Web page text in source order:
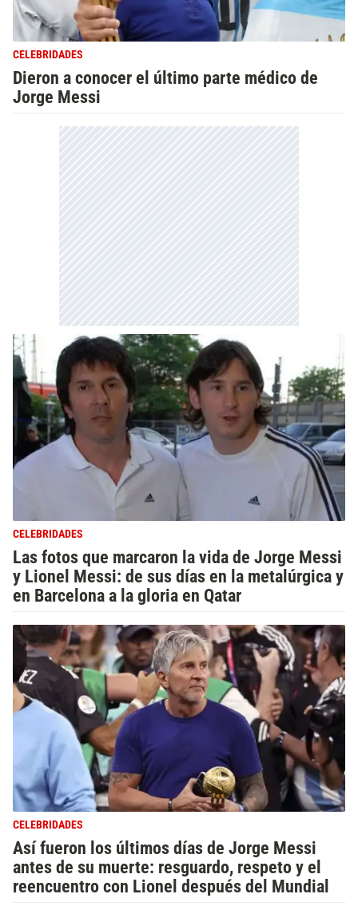
CELEBRIDADES
Dieron a conocer el último parte médico de
Jorge Messi
CELEBRIDADES
Las fotos que marcaron la vida de Jorge Messi
y Lionel Messi: de sus días en la metalúrgica y
en Barcelona a la gloria en Qatar
CELEBRIDADES
Así fueron los últimos días de Jorge Messi
antes de su muerte: resguardo, respeto y el
reencuentro con Lionel después del Mundial